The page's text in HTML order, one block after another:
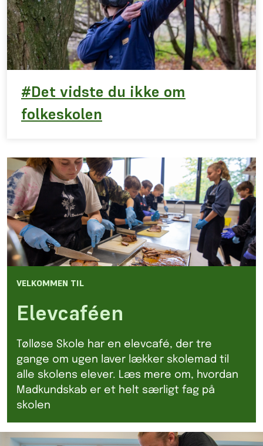
#Det vidste du ikke om
folkeskolen
VELKOMMEN TIL
Elevcaféen
Tølløse Skole har en elevcafé, der tre
gange om ugen laver lækker skolemad til
alle skolens elever. Læs mere om, hvordan
Madkundskab er et helt særligt fag på
skolen